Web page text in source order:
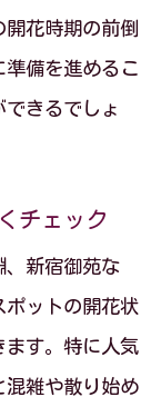
りで比べる
を実感する
の便りで
の便りで収
花時期の前倒
準備を進めるこ
きるでしょ
チェック
、新宿御苑な
ポットの開花状
ます。特に人気
混雑や散り始め